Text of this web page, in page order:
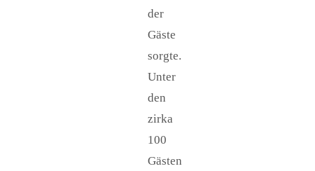
der
Gäste
sorgte.
Unter
den
zirka
100
Gästen